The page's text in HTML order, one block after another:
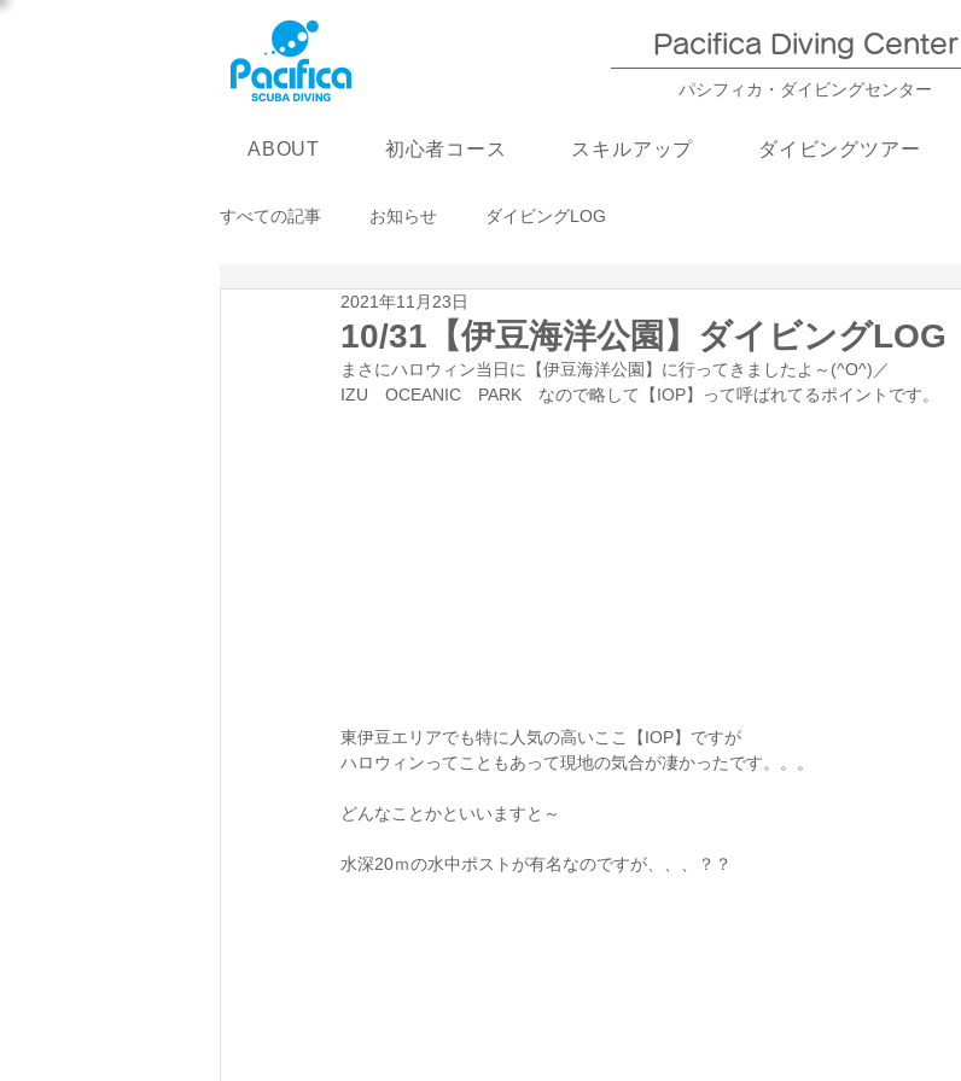
Pacifica Diving Center​
パシフィカ・ダイビングセンター
ABOUT 初心者コース スキルアップ ダイビングツアー
すべての記事 お知らせ ダイビングLOG
10/31【伊豆海洋公園】ダイビングLOG
2021年11月23日
まさにハロウィン当日に【伊豆海洋公園】に行ってきましたよ～(^O^)／
IZU　OCEANIC　PARK　なので略して【IOP】って呼ばれてるポイントです。
東伊豆エリアでも特に人気の高いここ【IOP】ですが
ハロウィンってこともあって現地の気合が凄かったです。。。
どんなことかといいますと～
水深20ｍの水中ポストが有名なのですが、、、？？